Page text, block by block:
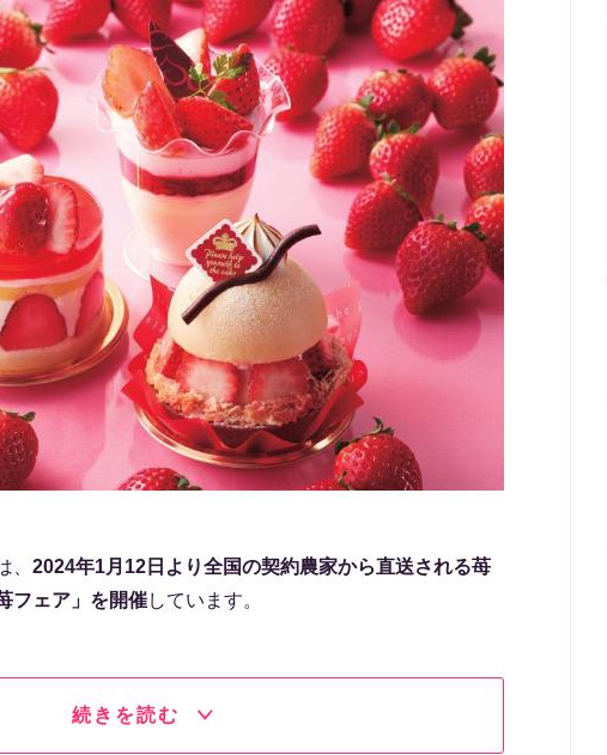
、 2024年1月12日より全国の契約農家から直送される苺
フェア」を開催しています。
続きを読む